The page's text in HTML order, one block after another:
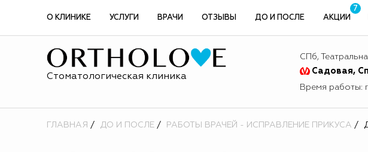
О КЛИНИКЕ УСЛУГИ ВРАЧИ ОТЗЫВЫ ДО И ПОСЛЕ АКЦИИ
7
Стоматологическая клиника
СПб,
Садовая,
Время работы:
ГЛАВНАЯ ДО И ПОСЛЕ РАБОТЫ ВРАЧЕЙ - ИСПРАВЛЕНИЕ ПРИКУСА